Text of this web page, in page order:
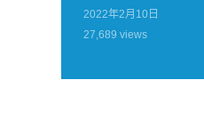
2022年2月10日
27,689 views